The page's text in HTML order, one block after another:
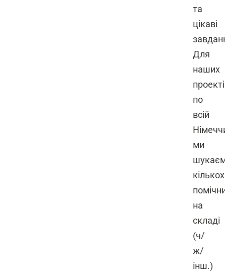
та
цікаві
Для
наших
по
всій
ми
кількох
на
складі
(ч/
ж/
інш.)